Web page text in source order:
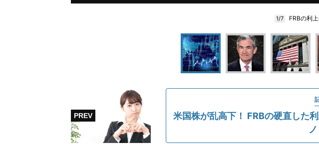
1/7 FRBの利
米国株が乱高下！ FRBの硬直した